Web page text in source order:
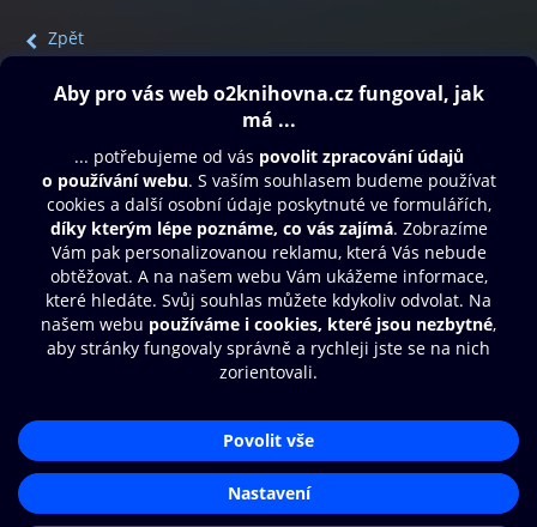
Zpět
Obsah ke stažení
Moje O2 Knihovna
Další zábava
© O2 Czech Republic a.s.
Přístupnost
Zásady zpracování osobních údajůAplikace O2 Knihovna
Čti a poslouchej své e-knihy a
audioknihy rychleji a pohodlněji.